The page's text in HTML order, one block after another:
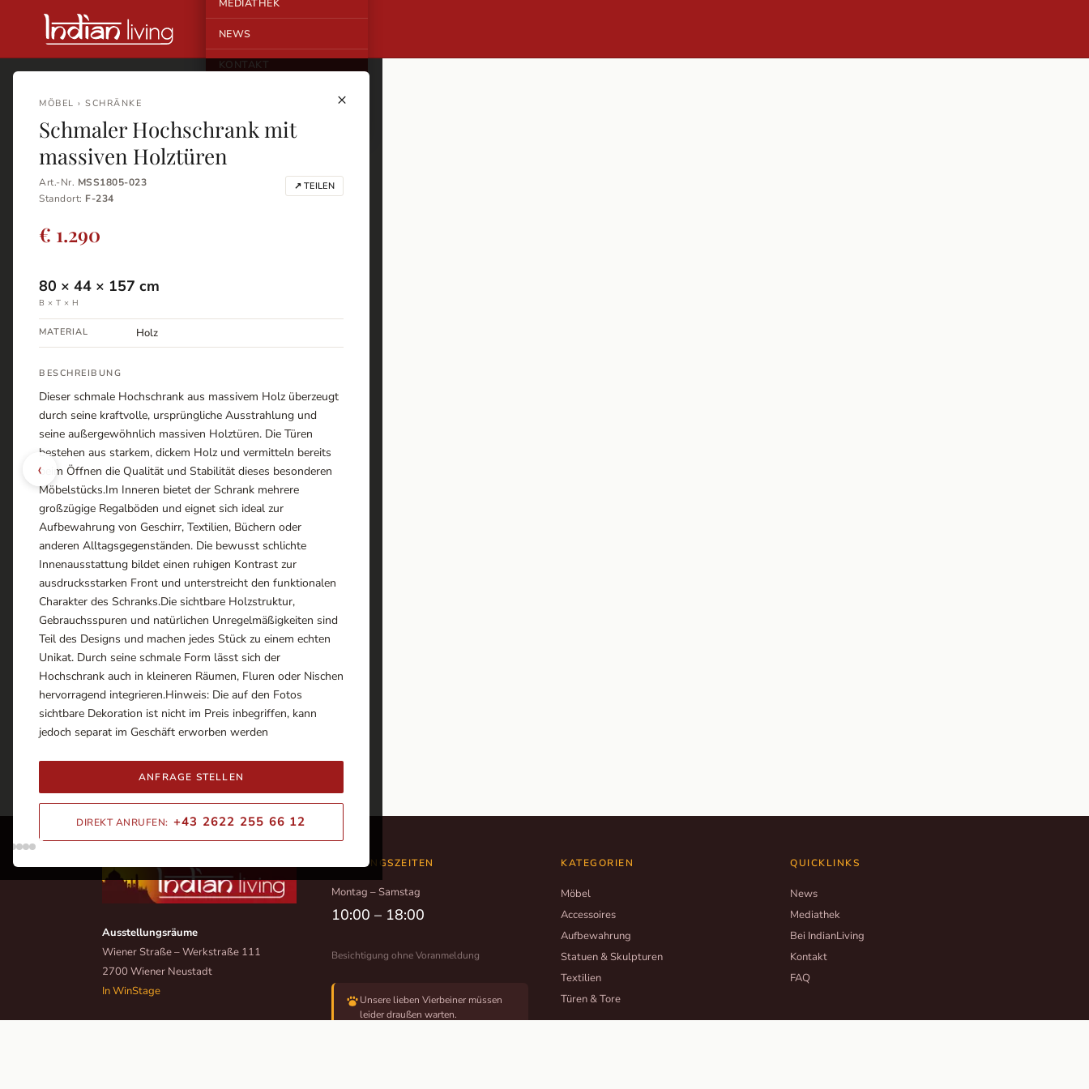
MEDIATHEK
NEWS
KONTAKT
×
‹
MÖBEL › SCHRÄNKE
Schmaler Hochschrank mit
massiven Holztüren
Art.-Nr. MSS1805-023
Standort: F-234
↗ TEILEN
€ 1.290
80 × 44 × 157 cm
B × T × H
MATERIAL Holz
BESCHREIBUNG
Dieser schmale Hochschrank aus massivem Holz überzeugt
durch seine kraftvolle, ursprüngliche Ausstrahlung und
seine außergewöhnlich massiven Holztüren. Die Türen
bestehen aus starkem, dickem Holz und vermitteln bereits
beim Öffnen die Qualität und Stabilität dieses besonderen
Möbelstücks.Im Inneren bietet der Schrank mehrere
großzügige Regalböden und eignet sich ideal zur
Aufbewahrung von Geschirr, Textilien, Büchern oder
anderen Alltagsgegenständen. Die bewusst schlichte
Innenausstattung bildet einen ruhigen Kontrast zur
ausdrucksstarken Front und unterstreicht den funktionalen
Charakter des Schranks.Die sichtbare Holzstruktur,
Gebrauchsspuren und natürlichen Unregelmäßigkeiten sind
Teil des Designs und machen jedes Stück zu einem echten
Unikat. Durch seine schmale Form lässt sich der
Hochschrank auch in kleineren Räumen, Fluren oder Nischen
hervorragend integrieren.Hinweis: Die auf den Fotos
sichtbare Dekoration ist nicht im Preis inbegriffen, kann
jedoch separat im Geschäft erworben werden
ANFRAGE STELLEN
DIREKT ANRUFEN: +43 2622 255 66 12
Ausstellungsräume
Wiener Straße – Werkstraße 111
2700 Wiener Neustadt
In WinStage
ÖFFNUNGSZEITEN
Montag – Samstag
10:00 – 18:00
Besichtigung ohne Voranmeldung
Unsere lieben Vierbeiner müssen
leider draußen warten.
KATEGORIEN
Möbel
Accessoires
Aufbewahrung
Statuen & Skulpturen
Textilien
Türen & Tore
QUICKLINKS
News
Mediathek
Bei IndianLiving
Kontakt
FAQ